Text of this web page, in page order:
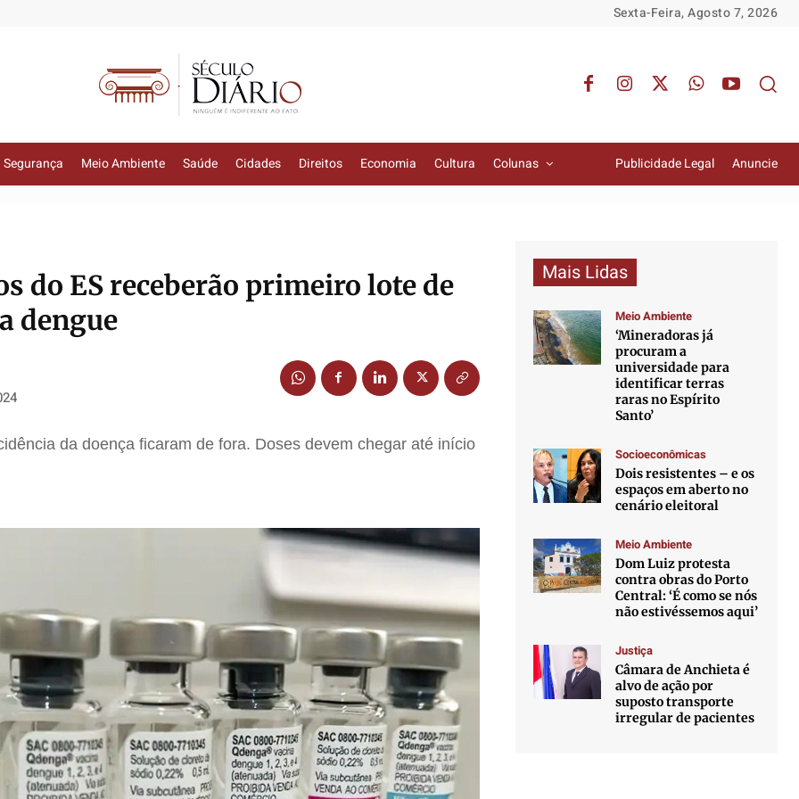
Sexta-Feira, Agosto 7, 2026
Segurança Meio Ambiente Saúde Cidades Direitos Economia Cultura Colunas Publicidade Legal Anuncie
do ES receberão primeiro lote de
dengue
da doença ficaram de fora. Doses devem chegar até início
Mais Lidas
Meio Ambiente
‘Mineradoras já
procuram a
universidade para
identificar terras
raras no Espírito
Santo’
Socioeconômicas
Dois resistentes – e os
espaços em aberto no
cenário eleitoral
Meio Ambiente
Dom Luiz protesta
contra obras do Porto
Central: ‘É como se nós
não estivéssemos aqui’
Justiça
Câmara de Anchieta é
alvo de ação por
suposto transporte
irregular de pacientes